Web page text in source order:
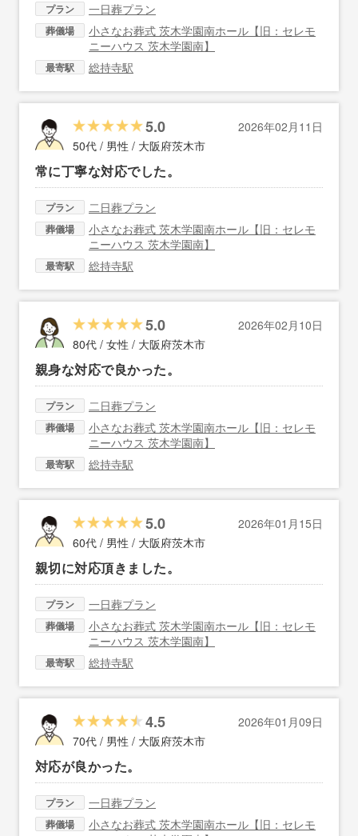
プラン 一日葬プラン
葬儀場
小さなお葬式 茨木学園南ホール【旧：セレモ
ニーハウス 茨木学園南】
最寄駅 総持寺駅
5.0
2026年02月11日
50代 / 男性 / 大阪府茨木市
常に丁寧な対応でした。
プラン 二日葬プラン
葬儀場
小さなお葬式 茨木学園南ホール【旧：セレモ
ニーハウス 茨木学園南】
最寄駅 総持寺駅
5.0
2026年02月10日
80代 / 女性 / 大阪府茨木市
親身な対応で良かった。
プラン 二日葬プラン
葬儀場
小さなお葬式 茨木学園南ホール【旧：セレモ
ニーハウス 茨木学園南】
最寄駅 総持寺駅
5.0
2026年01月15日
60代 / 男性 / 大阪府茨木市
親切に対応頂きました。
プラン 一日葬プラン
葬儀場
小さなお葬式 茨木学園南ホール【旧：セレモ
ニーハウス 茨木学園南】
最寄駅 総持寺駅
4.5
2026年01月09日
70代 / 男性 / 大阪府茨木市
対応が良かった。
プラン 一日葬プラン
葬儀場
小さなお葬式 茨木学園南ホール【旧：セレモ